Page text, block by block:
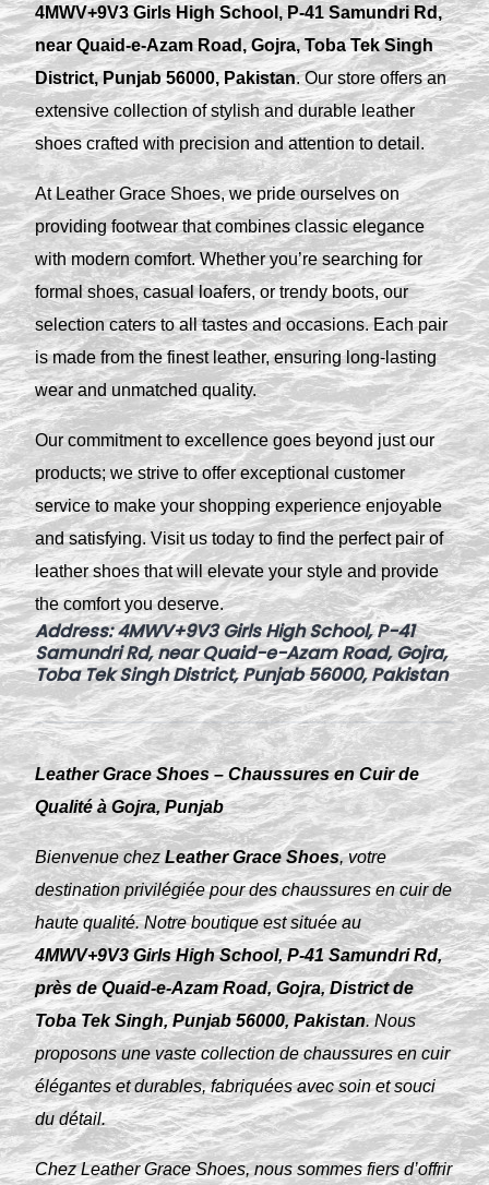
4MWV+9V3 Girls High School, P-41 Samundri Rd,
near Quaid-e-Azam Road, Gojra, Toba Tek Singh
District, Punjab 56000, Pakistan. Our store offers an
extensive collection of stylish and durable leather
shoes crafted with precision and attention to detail.
At Leather Grace Shoes, we pride ourselves on
providing footwear that combines classic elegance
with modern comfort. Whether you’re searching for
formal shoes, casual loafers, or trendy boots, our
selection caters to all tastes and occasions. Each pair
is made from the finest leather, ensuring long-lasting
wear and unmatched quality.
Our commitment to excellence goes beyond just our
products; we strive to offer exceptional customer
service to make your shopping experience enjoyable
and satisfying. Visit us today to find the perfect pair of
leather shoes that will elevate your style and provide
the comfort you deserve.
Address:4MWV+9V3 Girls High School, P-41
Samundri Rd, near Quaid-e-Azam Road, Gojra,
Toba Tek Singh District, Punjab 56000, Pakistan
Leather Grace Shoes – Chaussures en Cuir de
Qualité à Gojra, Punjab
Bienvenue chezLeather Grace Shoes, votre
destination privilégiée pour des chaussures en cuir de
haute qualité. Notre boutique est située au
4MWV+9V3 Girls High School, P-41 Samundri Rd,
près de Quaid-e-Azam Road, Gojra, District de
Toba Tek Singh, Punjab 56000, Pakistan. Nous
proposons une vaste collection de chaussures en cuir
élégantes et durables, fabriquées avec soin et souci
du détail.
Chez Leather Grace Shoes, nous sommes fiers d’offrir